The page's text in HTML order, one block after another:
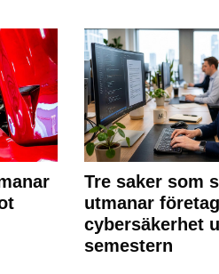
Tre saker som
utmanar
cybersäkerhet
semestern